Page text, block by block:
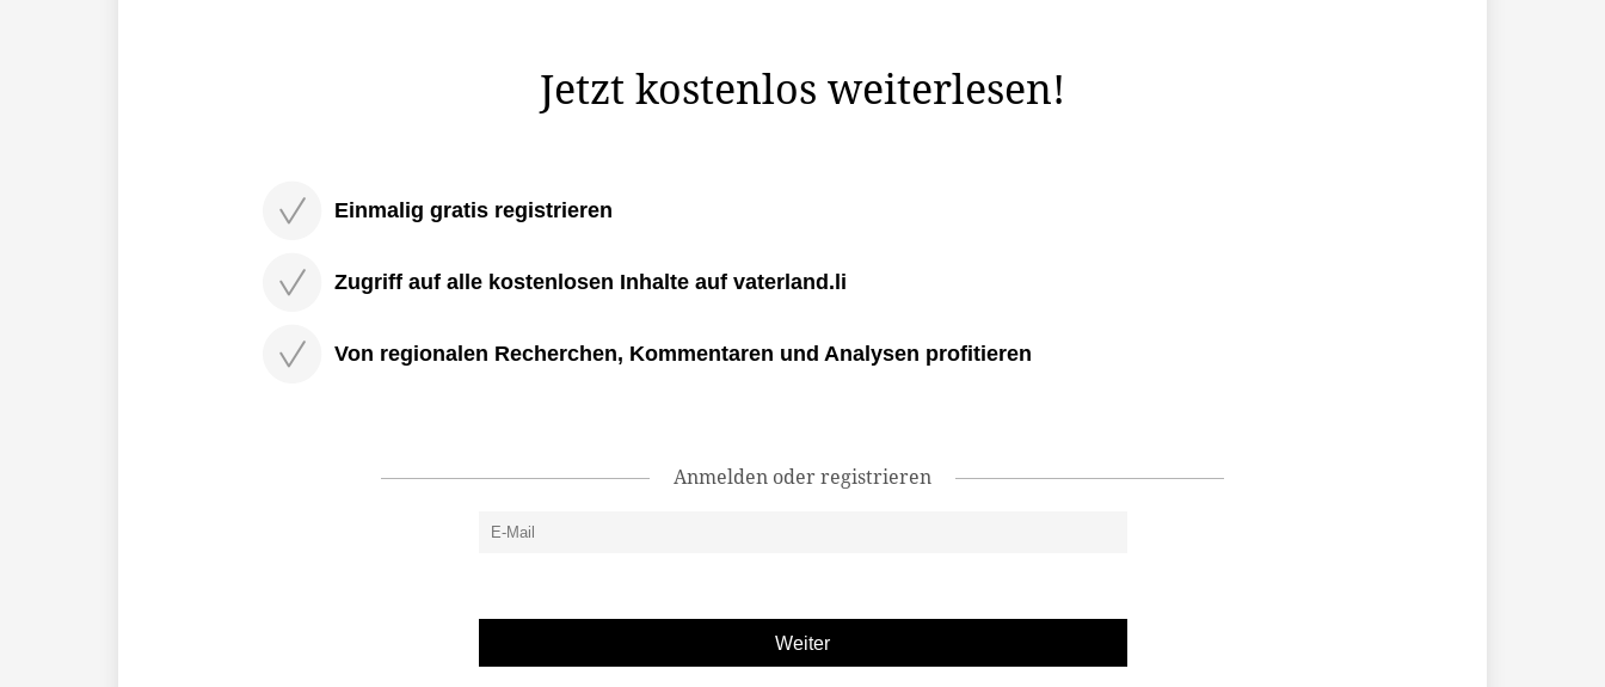
Jetzt kostenlos weiterlesen!
Einmalig gratis registrieren
Zugriff auf alle kostenlosen Inhalte auf vaterland.li
Von regionalen Recherchen, Kommentaren und Analysen profitieren
Anmelden oder registrieren